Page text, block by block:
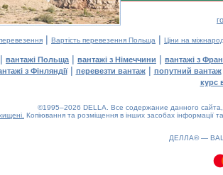
| Вартість перевезення Польща | Ціни на
| вантажі Польща | вантажі з Німеччини | вантажі з
з Фінляндії| перевезти вантаж| попутний вантаж
курс
©1995–2026 DELLA. Все содержание данного
Копіювання та розміщення в інших засобах інформації
ДЕЛЛА® —